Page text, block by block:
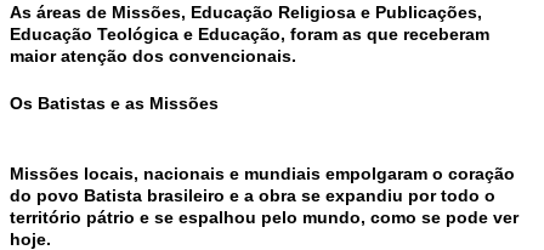
As áreas de Missões, Educação Religiosa e Publicações,
Educação Teológica e Educação, foram as que receberam
maior atenção dos convencionais.
Os Batistas e as Missões
Missões locais, nacionais e mundiais empolgaram o coração
do povo Batista brasileiro e a obra se expandiu por todo o
território pátrio e se espalhou pelo mundo, como se pode ver
hoje.